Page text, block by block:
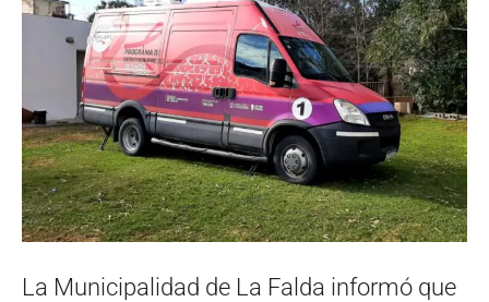
La Municipalidad de La Falda informó que